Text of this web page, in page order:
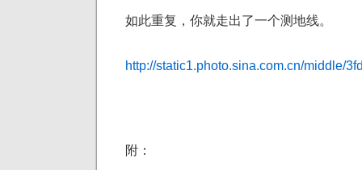
如此重复，你就走出了一个测地线。
http://static1.photo.sina.com.cn/middle/
附：